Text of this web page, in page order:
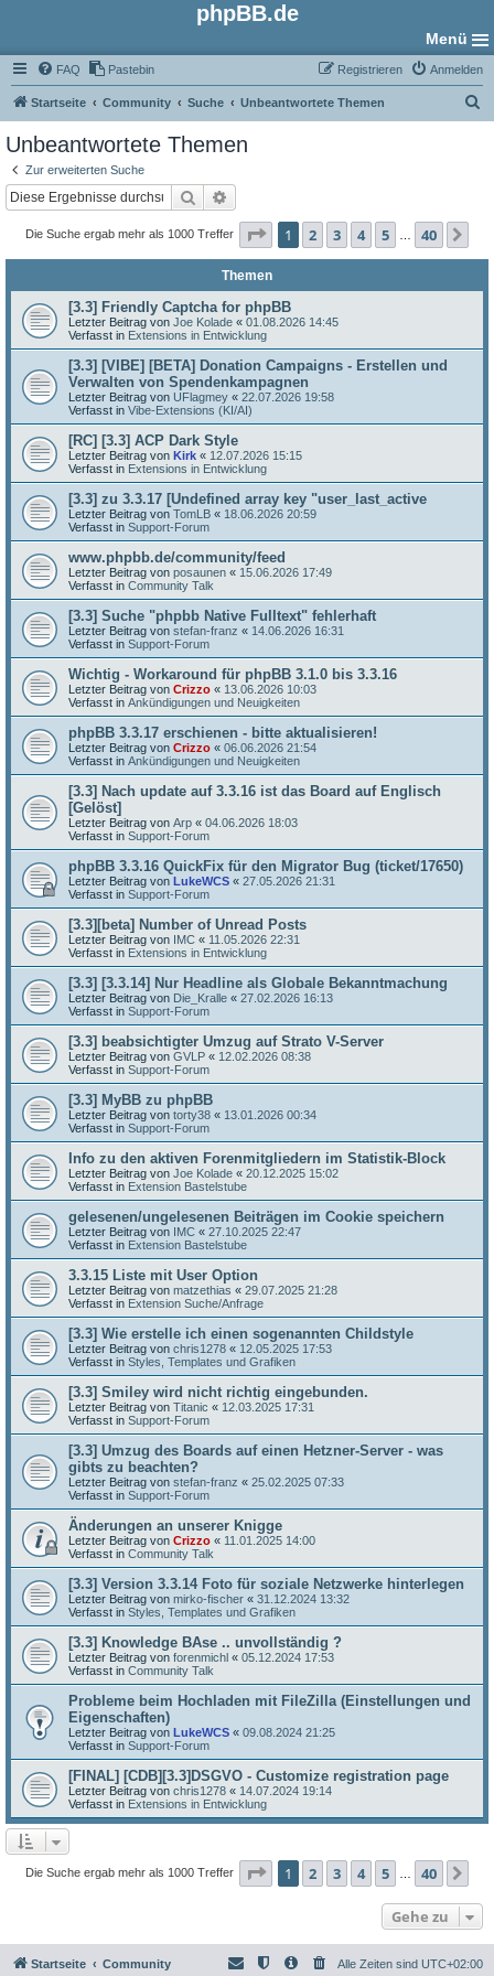
phpBB.de
Menü
FAQ Pastebin Anmelden
Registrieren
Startseite Community Suche Unbeantwortete Themen
Unbeantwortete Themen
Zur erweiterten Suche
Suche
Die Suche ergab mehr als 1000 Treffer Seite 1von 40
1 2 3 4 5 40
Themen
[3.3] Friendly Captcha for phpBB
Letzter Beitrag von Joe Kolade « 01.08.2026 14:45
Verfasst in Extensions in Entwicklung
[3.3] [VIBE] [BETA] Donation Campaigns - Erstellen und
Verwalten von Spendenkampagnen
Letzter Beitrag von UFlagmey « 22.07.2026 19:58
Verfasst in Vibe-Extensions (KI/AI)
[RC] [3.3] ACP Dark Style
Letzter Beitrag von Kirk « 12.07.2026 15:15
Verfasst in Extensions in Entwicklung
[3.3] zu 3.3.17 [Undefined array key "user_last_active
Letzter Beitrag von TomLB « 18.06.2026 20:59
Verfasst in Support-Forum
www.phpbb.de/community/feed
Letzter Beitrag von posaunen « 15.06.2026 17:49
Verfasst in Community Talk
[3.3] Suche "phpbb Native Fulltext" fehlerhaft
Letzter Beitrag von stefan-franz « 14.06.2026 16:31
Verfasst in Support-Forum
Wichtig - Workaround für phpBB 3.1.0 bis 3.3.16
Letzter Beitrag von Crizzo « 13.06.2026 10:03
Verfasst in Ankündigungen und Neuigkeiten
phpBB 3.3.17 erschienen - bitte aktualisieren!
Letzter Beitrag von Crizzo « 06.06.2026 21:54
Verfasst in Ankündigungen und Neuigkeiten
[3.3] Nach update auf 3.3.16 ist das Board auf Englisch
[Gelöst]
Letzter Beitrag von Arp « 04.06.2026 18:03
Verfasst in Support-Forum
phpBB 3.3.16 QuickFix für den Migrator Bug (ticket/17650)
Letzter Beitrag von LukeWCS « 27.05.2026 21:31
Verfasst in Support-Forum
[3.3][beta] Number of Unread Posts
Letzter Beitrag von IMC « 11.05.2026 22:31
Verfasst in Extensions in Entwicklung
[3.3] [3.3.14] Nur Headline als Globale Bekanntmachung
Letzter Beitrag von Die_Kralle « 27.02.2026 16:13
Verfasst in Support-Forum
[3.3] beabsichtigter Umzug auf Strato V-Server
Letzter Beitrag von GVLP « 12.02.2026 08:38
Verfasst in Support-Forum
[3.3] MyBB zu phpBB
Letzter Beitrag von torty38 « 13.01.2026 00:34
Verfasst in Support-Forum
Info zu den aktiven Forenmitgliedern im Statistik-Block
Letzter Beitrag von Joe Kolade « 20.12.2025 15:02
Verfasst in Extension Bastelstube
gelesenen/ungelesenen Beiträgen im Cookie speichern
Letzter Beitrag von IMC « 27.10.2025 22:47
Verfasst in Extension Bastelstube
3.3.15 Liste mit User Option
Letzter Beitrag von matzethias « 29.07.2025 21:28
Verfasst in Extension Suche/Anfrage
[3.3] Wie erstelle ich einen sogenannten Childstyle
Letzter Beitrag von chris1278 « 12.05.2025 17:53
Verfasst in Styles, Templates und Grafiken
[3.3] Smiley wird nicht richtig eingebunden.
Letzter Beitrag von Titanic « 12.03.2025 17:31
Verfasst in Support-Forum
[3.3] Umzug des Boards auf einen Hetzner-Server - was
gibts zu beachten?
Letzter Beitrag von stefan-franz « 25.02.2025 07:33
Verfasst in Support-Forum
Änderungen an unserer Knigge
Letzter Beitrag von Crizzo « 11.01.2025 14:00
Verfasst in Community Talk
[3.3] Version 3.3.14 Foto für soziale Netzwerke hinterlegen
Letzter Beitrag von mirko-fischer « 31.12.2024 13:32
Verfasst in Styles, Templates und Grafiken
[3.3] Knowledge BAse .. unvollständig ?
Letzter Beitrag von forenmichl « 05.12.2024 17:53
Verfasst in Community Talk
Probleme beim Hochladen mit FileZilla (Einstellungen und
Eigenschaften)
Letzter Beitrag von LukeWCS « 09.08.2024 21:25
Verfasst in Support-Forum
[FINAL] [CDB][3.3]DSGVO - Customize registration page
Letzter Beitrag von chris1278 « 14.07.2024 19:14
Verfasst in Extensions in Entwicklung
Die Suche ergab mehr als 1000 Treffer Seite 1von 40
1 2 3 4 5 40
Gehe zu
Startseite Community Alle Zeiten sind UTC+02:00